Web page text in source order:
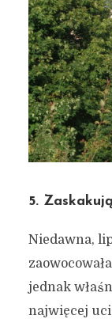
5.
Niedawna,
jednak
najwięcej